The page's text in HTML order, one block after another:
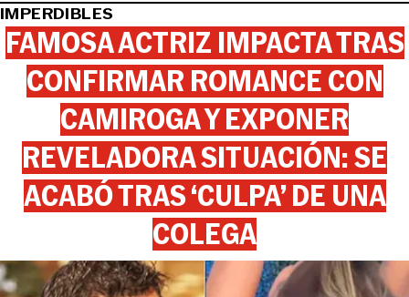
IMPERDIBLES
FAMOSA ACTRIZ IMPACTA TRAS
CONFIRMAR ROMANCE CON
CAMIROGA Y EXPONER
REVELADORA SITUACIÓN: SE
ACABÓ TRAS ‘CULPA’ DE UNA
COLEGA